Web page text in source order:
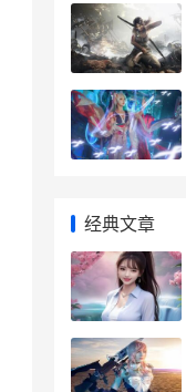
经典文章